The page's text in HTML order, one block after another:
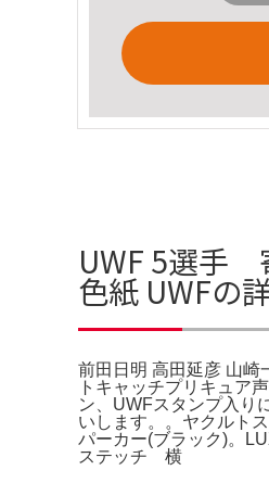
UWF 5選手
色紙 UWFの
前田日明 高田延彦 山崎
トキャッチプリキュア
ン、UWFスタンプ入り
いします。。ヤクルト
パーカー(ブラック)。
ステッチ 横